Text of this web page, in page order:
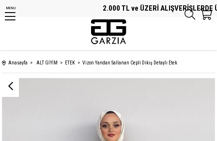
2.000 TL ve ÜZERİ ALIŞVERİŞLERDE
MENU
Anasayfa ALT GİYİM ETEK Vizon Yandan Sallanan Cepli Dikiş Detaylı Etek